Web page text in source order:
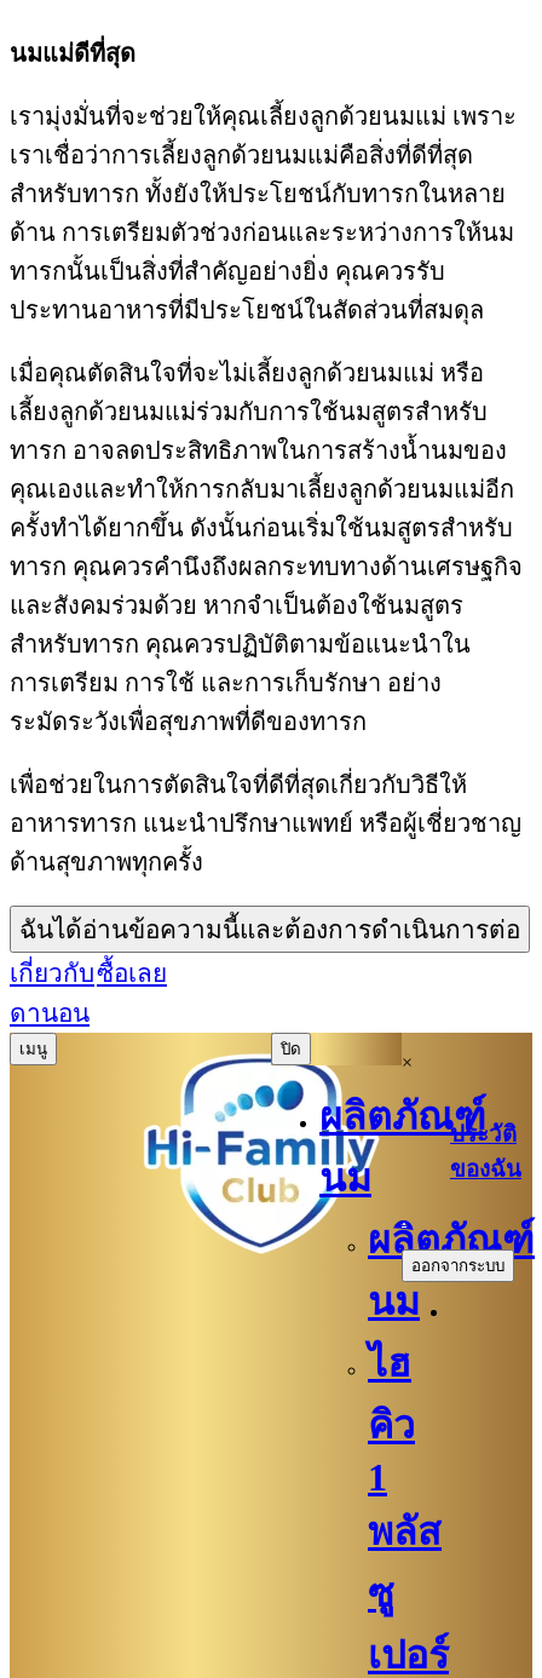
นมแม่ดีที่สุด
เรามุ่งมั่นที่จะช่วยให้คุณเลี้ยงลูกด้วยนมแม่ เพราะ
เราเชื่อว่าการเลี้ยงลูกด้วยนมแม่คือสิ่งที่ดีที่สุด
สำหรับทารก ทั้งยังให้ประโยชน์กับทารกในหลาย
ด้าน การเตรียมตัวช่วงก่อนและระหว่างการให้นม
ทารกนั้นเป็นสิ่งที่สำคัญอย่างยิ่ง คุณควรรับ
ประทานอาหารที่มีประโยชน์ในสัดส่วนที่สมดุล
เมื่อคุณตัดสินใจที่จะไม่เลี้ยงลูกด้วยนมแม่ หรือ
เลี้ยงลูกด้วยนมแม่ร่วมกับการใช้นมสูตรสำหรับ
ทารก อาจลดประสิทธิภาพในการสร้างน้ำนมของ
คุณเองและทำให้การกลับมาเลี้ยงลูกด้วยนมแม่อีก
ครั้งทำได้ยากขึ้น ดังนั้นก่อนเริ่มใช้นมสูตรสำหรับ
ทารก คุณควรคำนึงถึงผลกระทบทางด้านเศรษฐกิจ
และสังคมร่วมด้วย หากจำเป็นต้องใช้นมสูตร
สำหรับทารก คุณควรปฏิบัติตามข้อแนะนำใน
การเตรียม การใช้ และการเก็บรักษา อย่าง
ระมัดระวังเพื่อสุขภาพที่ดีของทารก
เพื่อช่วยในการตัดสินใจที่ดีที่สุดเกี่ยวกับวิธีให้
อาหารทารก แนะนำปรึกษาแพทย์ หรือผู้เชี่ยวชาญ
ด้านสุขภาพทุกครั้ง
ฉันได้อ่านข้อความนี้และต้องการดำเนินการต่อ
เกี่ยวกับ
ดานอน
ซื้อเลย
เมนู ปิด
ผลิตภัณฑ์
นม
ผลิตภัณฑ์
นม
ไฮ
คิว
1
พลัส
ซู
เปอร์
×
ประวัติ
ของฉัน
.
ออกจากระบบ